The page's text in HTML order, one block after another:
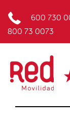
600 730
800 73 0073